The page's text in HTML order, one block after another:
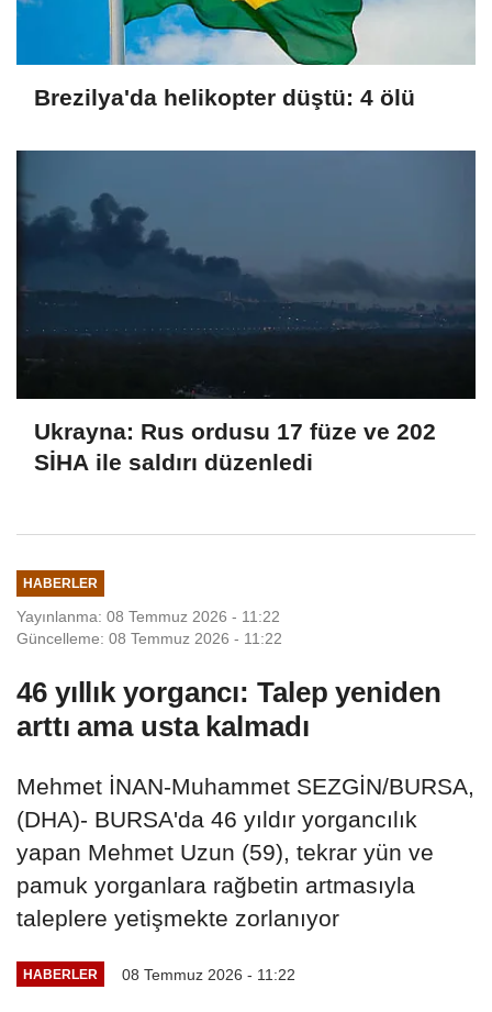
Brezilya'da helikopter düştü: 4 ölü
Ukrayna: Rus ordusu 17 füze ve 202
SİHA ile saldırı düzenledi
HABERLER
Yayınlanma: 08 Temmuz 2026 - 11:22
Güncelleme: 08 Temmuz 2026 - 11:22
46 yıllık yorgancı: Talep yeniden
arttı ama usta kalmadı
Mehmet İNAN-Muhammet SEZGİN/BURSA,
(DHA)- BURSA'da 46 yıldır yorgancılık
yapan Mehmet Uzun (59), tekrar yün ve
pamuk yorganlara rağbetin artmasıyla
taleplere yetişmekte zorlanıyor
HABERLER 08 Temmuz 2026 - 11:22